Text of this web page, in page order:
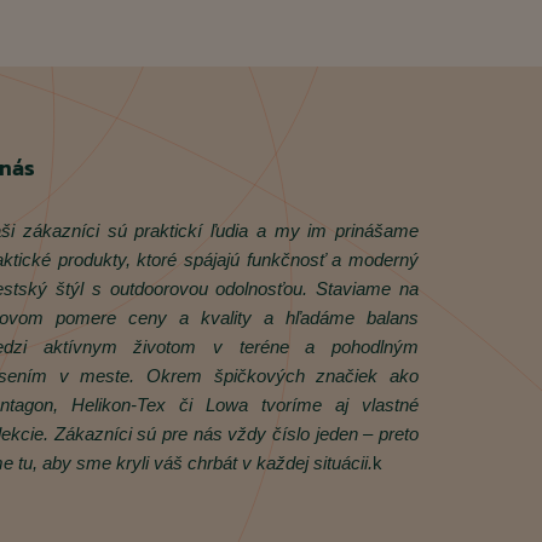
zákazníci sú praktickí ľudia a my im prinášame
produkty, ktoré spájajú funkčnosť a moderný
štýl s outdoorovou odolnosťou. Staviame na
pomere ceny a kvality a hľadáme balans
aktívnym životom v teréne a pohodlným
v meste. Okrem špičkových značiek ako
Helikon‑Tex či Lowa tvoríme aj vlastné
Zákazníci sú pre nás vždy číslo jeden – preto
tu, aby sme kryli váš chrbát v každej situácii.k